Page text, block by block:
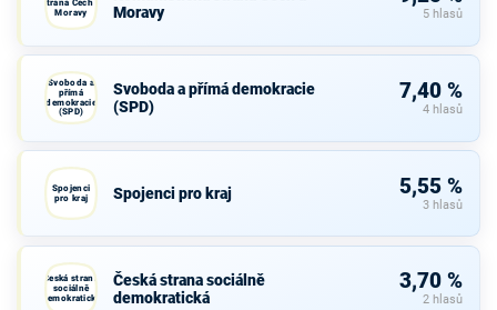
strana Čech a
Moravy
Moravy
5 hlasů
Svoboda a
přímá
demokracie
(SPD)
Svoboda a přímá demokracie
(SPD)
7,40 %
4 hlasů
Spojenci
pro kraj
Spojenci pro kraj 5,55 %
3 hlasů
Česká strana
sociálně
demokratická
Česká strana sociálně
demokratická
3,70 %
2 hlasů